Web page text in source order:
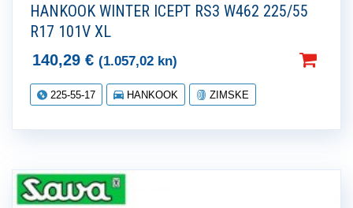
HANKOOK WINTER ICEPT RS3 W462 225/55
R17 101V XL
140,29 € (1.057,02 kn)
225-55-17 HANKOOK ZIMSKE